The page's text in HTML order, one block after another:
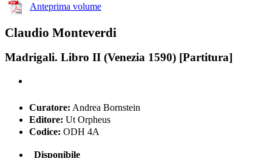
Anteprima volume
Claudio Monteverdi
Madrigali. Libro II (Venezia 1590) [Partitura]
Curatore: Andrea Bornstein
Editore: Ut Orpheus
Codice: ODH 4A
Disponibile